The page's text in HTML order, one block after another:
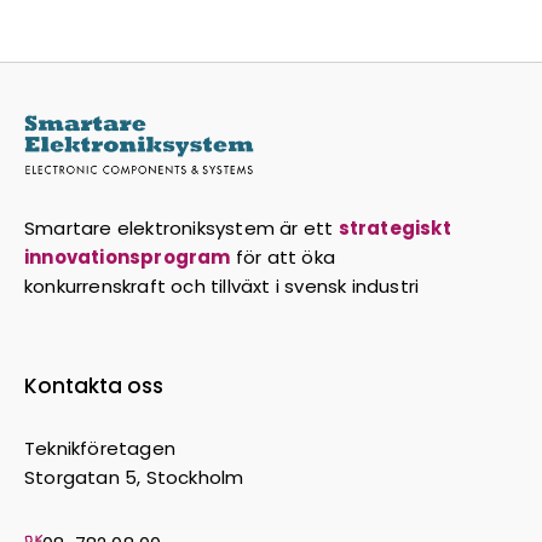
Smartare elektroniksystem är ett strategiskt
innovationsprogram för att öka
konkurrenskraft och tillväxt i svensk industri
Kontakta oss
Teknikföretagen
Storgatan 5, Stockholm